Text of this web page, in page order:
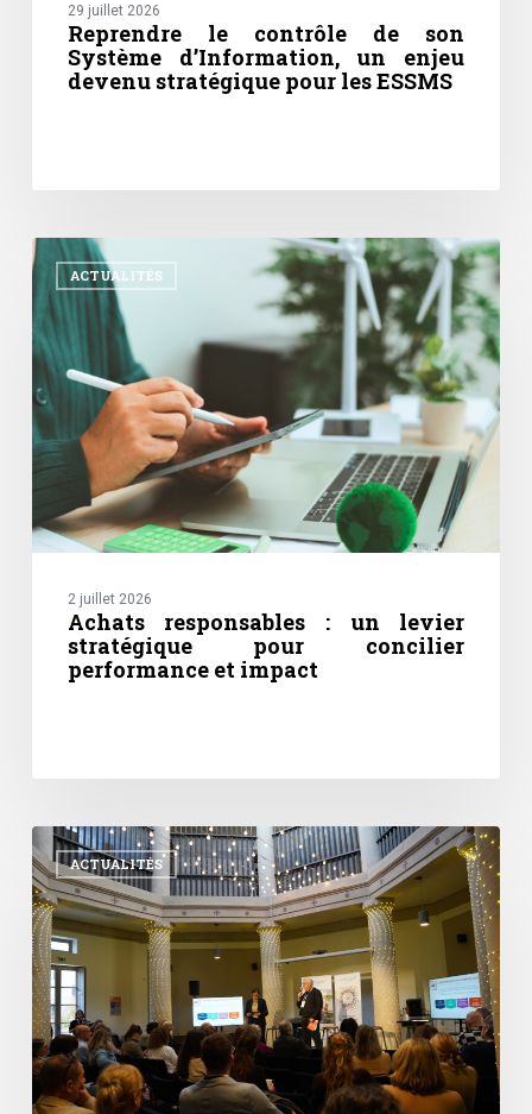
29 juillet 2026
Reprendre le contrôle de son
Système d’Information, un enjeu
devenu stratégique pour les ESSMS
ACTUALITÉS
Achats
responsables
un
levier
stratégique
pour
concilier
performance
et
impact
2 juillet 2026
Achats responsables : un levier
stratégique pour concilier
performance et impact
ACTUALITÉS
Des
territoires
au
cœur
des
Rencontres
APOGÉES
2026